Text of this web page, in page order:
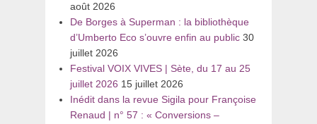
août 2026
De Borges à Superman : la bibliothèque
d’Umberto Eco s’ouvre enfin au public 30
juillet 2026
Festival VOIX VIVES | Sète, du 17 au 25
juillet 2026 15 juillet 2026
Inédit dans la revue Sigila pour Françoise
Renaud | n° 57 : « Conversions –